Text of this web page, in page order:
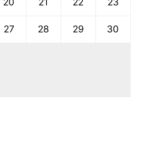
20 21 22 23
27 28 29 30